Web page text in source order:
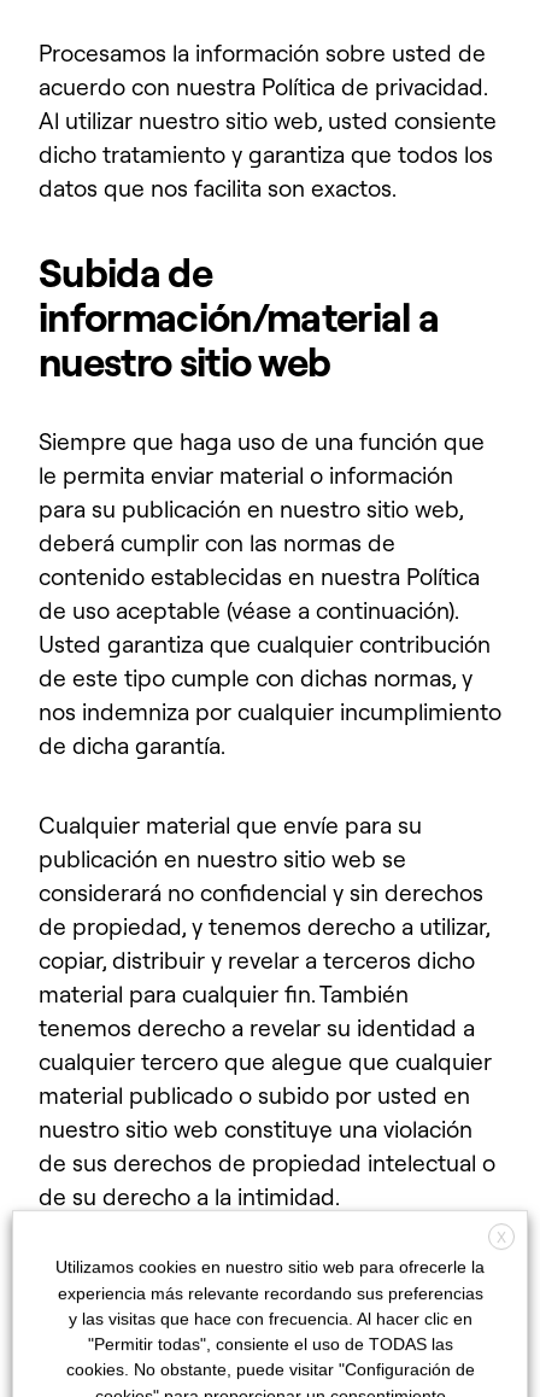
Procesamos la información sobre usted de
acuerdo con nuestra Política de privacidad.
Al utilizar nuestro sitio web, usted consiente
dicho tratamiento y garantiza que todos los
datos que nos facilita son exactos.
Subida de
información/material a
nuestro sitio web
Siempre que haga uso de una función que
le permita enviar material o información
para su publicación en nuestro sitio web,
deberá cumplir con las normas de
contenido establecidas en nuestra Política
de uso aceptable (véase a continuación).
Usted garantiza que cualquier contribución
de este tipo cumple con dichas normas, y
nos indemniza por cualquier incumplimiento
de dicha garantía.
Cualquier material que envíe para su
publicación en nuestro sitio web se
considerará no confidencial y sin derechos
de propiedad, y tenemos derecho a utilizar,
copiar, distribuir y revelar a terceros dicho
material para cualquier fin. También
tenemos derecho a revelar su identidad a
cualquier tercero que alegue que cualquier
material publicado o subido por usted en
nuestro sitio web constituye una violación
de sus derechos de propiedad intelectual o
de su derecho a la intimidad.
No seremos responsables, ni
responderemos ante terceros, del
contenido o exactitud de cualquier material
publicado por usted o por cualquier otro
X
Utilizamos cookies en nuestro sitio web para ofrecerle la
experiencia más relevante recordando sus preferencias
y las visitas que hace con frecuencia. Al hacer clic en
"Permitir todas", consiente el uso de TODAS las
cookies. No obstante, puede visitar "Configuración de